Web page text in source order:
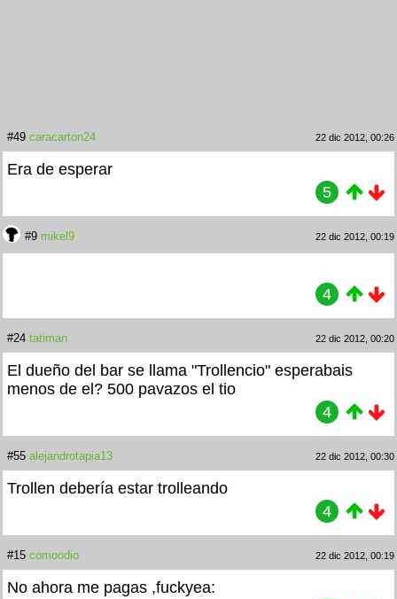
#49 caracarton24 22 dic 2012, 00:26
Era de esperar
5
#9 mikel9 22 dic 2012, 00:19
4
#24 tatiman 22 dic 2012, 00:20
El dueño del bar se llama "Trollencio" esperabais
menos de el? 500 pavazos el tio
4
#55 alejandrotapia13 22 dic 2012, 00:30
Trollen debería estar trolleando
4
#15 comoodio 22 dic 2012, 00:19
No ahora me pagas ,fuckyea: